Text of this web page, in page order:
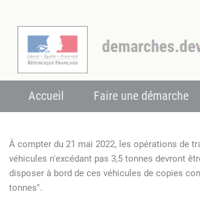
Accueil Faire une démarche
À compter du 21 mai 2022, les opérations de
véhicules n'excédant pas 3,5 tonnes devront
disposer à bord de ces véhicules de copies
tonnes".